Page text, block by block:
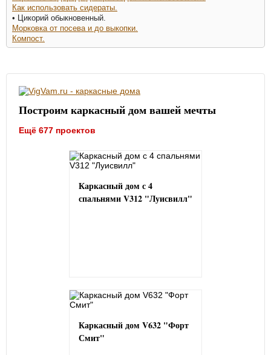
Как использовать сидераты.
• Цикорий обыкновенный.
Морковка от посева и до выкопки.
Компост.
Построим каркасный дом вашей мечты
Ещё 677 проектов
Каркасный дом с 4
спальнями V312 "Луисвилл"
Каркасный дом V632 "Форт
Смит"